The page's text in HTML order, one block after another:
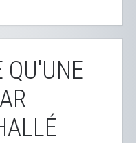
QU'UNE